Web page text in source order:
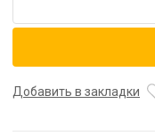
Муфта
под
Добавить в закладки